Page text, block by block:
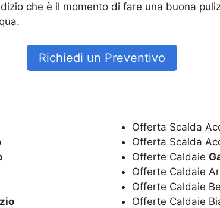
che è il momento di fare una buona
Richiedi un Preventivo
Offerta Scalda
Offerta Scalda
Offerte Caldaie
Offerte Caldaie
Offerte Caldaie
Offerte Caldaie